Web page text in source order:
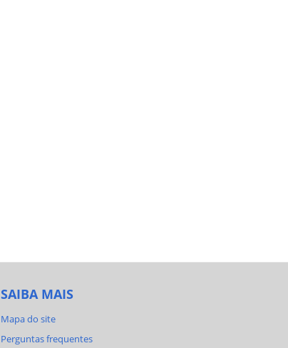
SAIBA MAIS
Mapa do site
Perguntas frequentes